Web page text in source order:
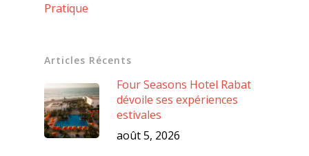
Pratique
Articles Récents
Four Seasons Hotel Rabat
dévoile ses expériences
estivales
août 5, 2026